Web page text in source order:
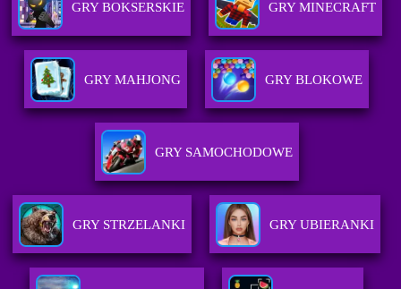
GRY BOKSERSKIE GRY MINECRAFT
GRY MAHJONG GRY BLOKOWE
GRY SAMOCHODOWE
GRY STRZELANKI GRY UBIERANKI